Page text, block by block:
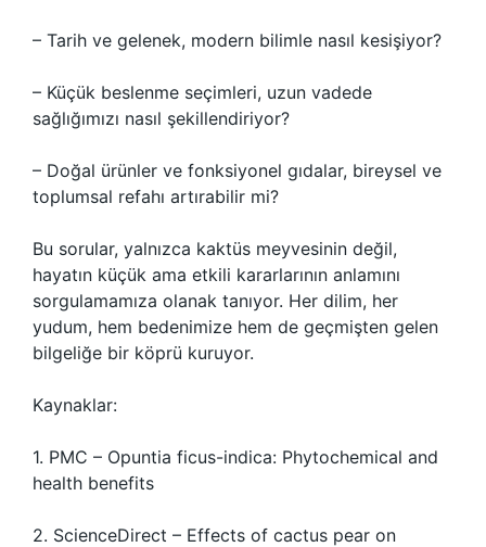
– Tarih ve gelenek, modern bilimle nasıl kesişiyor?
– Küçük beslenme seçimleri, uzun vadede
sağlığımızı nasıl şekillendiriyor?
– Doğal ürünler ve fonksiyonel gıdalar, bireysel ve
toplumsal refahı artırabilir mi?
Bu sorular, yalnızca kaktüs meyvesinin değil,
hayatın küçük ama etkili kararlarının anlamını
sorgulamamıza olanak tanıyor. Her dilim, her
yudum, hem bedenimize hem de geçmişten gelen
bilgeliğe bir köprü kuruyor.
Kaynaklar:
1. PMC – Opuntia ficus-indica: Phytochemical and
health benefits
2. ScienceDirect – Effects of cactus pear on